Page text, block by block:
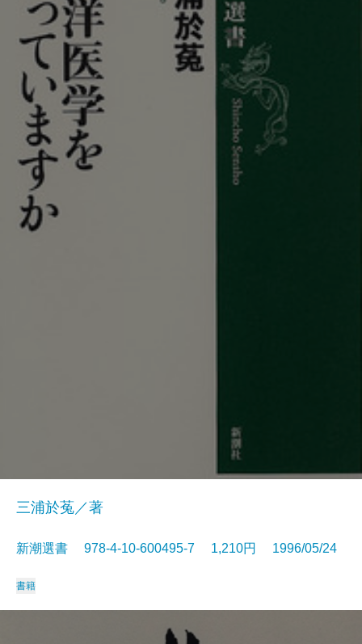
三浦於菟／著
新潮選書 978-4-10-600495-7 1,210円 1996/05/24
書籍